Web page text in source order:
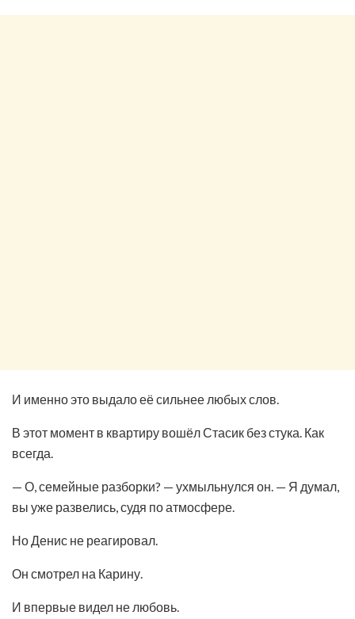
И именно это выдало её сильнее любых слов.
В этот момент в квартиру вошёл Стасик без стука. Как
всегда.
— О, семейные разборки? — ухмыльнулся он. — Я думал,
вы уже развелись, судя по атмосфере.
Но Денис не реагировал.
Он смотрел на Карину.
И впервые видел не любовь.